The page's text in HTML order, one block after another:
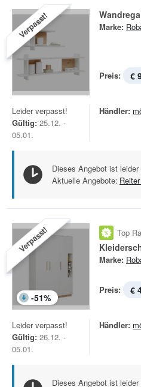
Verpasst! Marke:
Preis: €
Leider verpasst!
Gültig: 25.12. -
05.01.
Händler:
Dieses Angebot ist
Aktuelle Angebote:
Verpasst!
-51%
Top
Marke:
Preis: €
Leider verpasst!
Gültig: 26.12. -
05.01.
Händler:
Dieses Angebot ist